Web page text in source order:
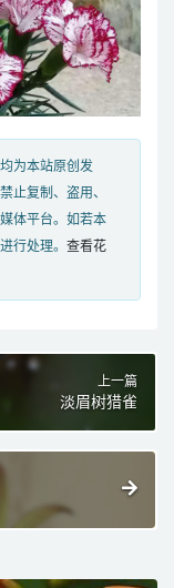
为本站原创发
止复制、盗用、
体平台。如若本
行处理。 查看花
上一篇
淡眉树猎雀